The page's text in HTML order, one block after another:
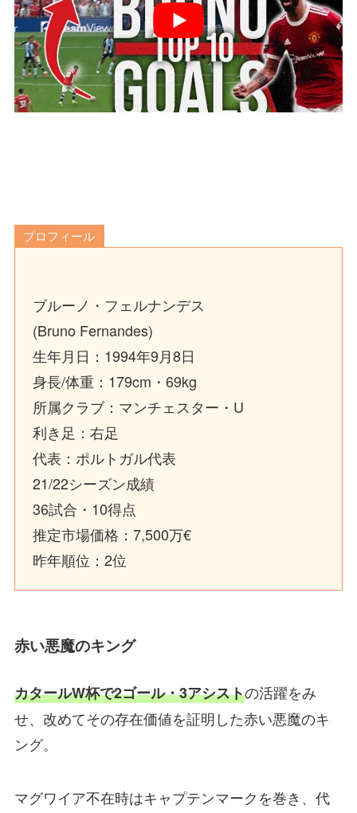
プロフィール
ブルーノ・フェルナンデス
(Bruno Fernandes)
生年月日：1994年9月8日
身長/体重：179cm・69kg
所属クラブ：マンチェスター・U
利き足：右足
代表：ポルトガル代表
21/22シーズン成績
36試合・10得点
推定市場価格：7,500万€
昨年順位：2位
赤い悪魔のキング
カタールW杯で2ゴール・3アシストの活躍をみ
せ、改めてその存在価値を証明した赤い悪魔のキ
ング。
マグワイア不在時はキャプテンマークを巻き、代